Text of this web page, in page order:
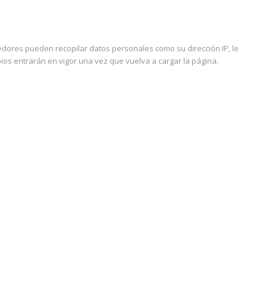
pueden recopilar datos personales como su dirección IP, le
entrarán en vigor una vez que vuelva a cargar la página.